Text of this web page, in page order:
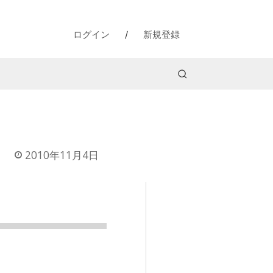
ログイン / 新規登録
2010年11月4日